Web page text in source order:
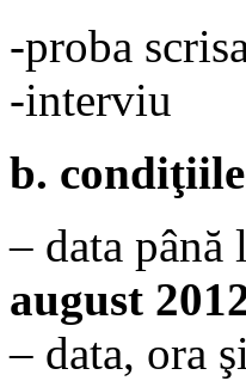
-proba scrisa
-interviu
b.
– data până
august
– data, ora